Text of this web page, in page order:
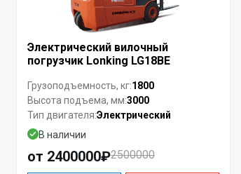
Электрический вилочный
погрузчик Lonking LG18BE
Грузоподъемность, кг:1800
Высота подъема, мм:3000
Тип двигателя:Электрический
В наличии
от 2400000₽2500000